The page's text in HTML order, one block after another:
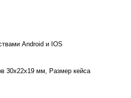
Android и IOS
30x22x19 мм, Размер кейса